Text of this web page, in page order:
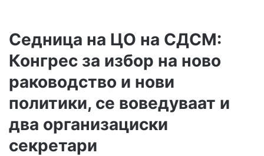
Седница на ЦО на СДСМ:
Конгрес за избор на ново
раководство и нови
политики, се воведуваат и
два организациски
секретари